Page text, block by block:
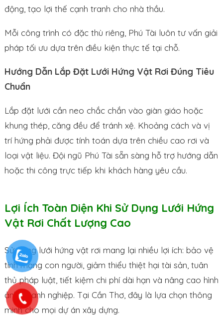
động, tạo lợi thế cạnh tranh cho nhà thầu.
Mỗi công trình có đặc thù riêng, Phú Tài luôn tư vấn giải
pháp tối ưu dựa trên điều kiện thực tế tại chỗ.
Hướng Dẫn Lắp Đặt Lưới Hứng Vật Rơi Đúng Tiêu
Chuẩn
Lắp đặt lưới cần neo chắc chắn vào giàn giáo hoặc
khung thép, căng đều để tránh xệ. Khoảng cách và vị
trí hứng phải được tính toán dựa trên chiều cao rơi và
loại vật liệu. Đội ngũ Phú Tài sẵn sàng hỗ trợ hướng dẫn
hoặc thi công trực tiếp khi khách hàng yêu cầu.
Lợi Ích Toàn Diện Khi Sử Dụng Lưới Hứng
Vật Rơi Chất Lượng Cao
Sử dụng lưới hứng vật rơi mang lại nhiều lợi ích: bảo vệ
tính mạng con người, giảm thiểu thiệt hại tài sản, tuân
thủ pháp luật, tiết kiệm chi phí dài hạn và nâng cao hình
ảnh doanh nghiệp. Tại Cần Thơ, đây là lựa chọn thông
minh cho mọi dự án xây dựng.